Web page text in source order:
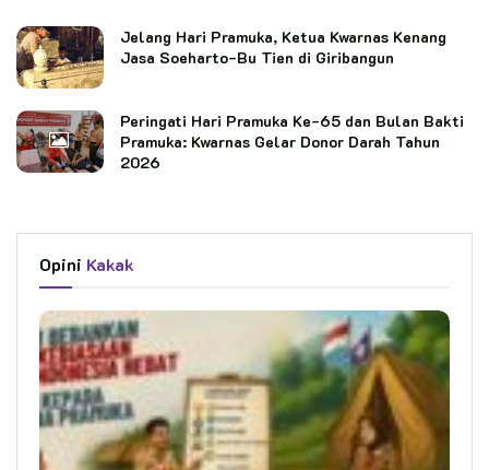
Jelang Hari Pramuka, Ketua Kwarnas Kenang
Jasa Soeharto-Bu Tien di Giribangun
Peringati Hari Pramuka Ke-65 dan Bulan Bakti
Pramuka: Kwarnas Gelar Donor Darah Tahun
2026
Opini Kakak